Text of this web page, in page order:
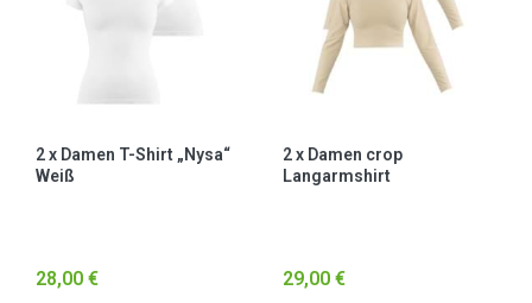
2 x Damen T-Shirt „Nysa“
Weiß
28,00 €
2 x Damen crop
Langarmshirt
29,00 €